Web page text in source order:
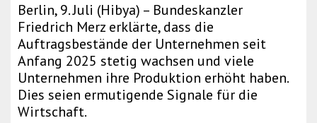
Berlin, 9. Juli (Hibya) – Bundeskanzler
Friedrich Merz erklärte, dass die
Auftragsbestände der Unternehmen seit
Anfang 2025 stetig wachsen und viele
Unternehmen ihre Produktion erhöht haben.
Dies seien ermutigende Signale für die
Wirtschaft.